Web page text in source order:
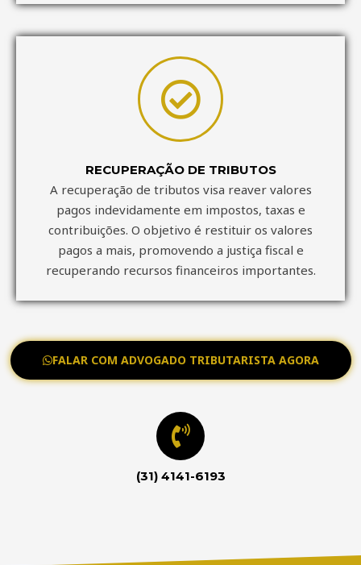
RECUPERAÇÃO DE TRIBUTOS
A recuperação de tributos visa reaver valores
pagos indevidamente em impostos, taxas e
contribuições. O objetivo é restituir os valores
pagos a mais, promovendo a justiça fiscal e
recuperando recursos financeiros importantes.
FALAR COM ADVOGADO TRIBUTARISTA AGORA
(31) 4141-6193